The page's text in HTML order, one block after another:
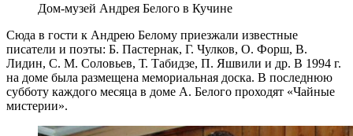
Дом-музей Андрея Белого в Кучине
Сюда в гости к Андрею Белому приезжали известные
писатели и поэты: Б. Пастернак, Г. Чулков, О. Форш, В.
Лидин, С. М. Соловьев, Т. Табидзе, П. Яшвили и др. В 1994 г.
на доме была размещена мемориальная доска. В последнюю
субботу каждого месяца в доме А. Белого проходят «Чайные
мистерии».